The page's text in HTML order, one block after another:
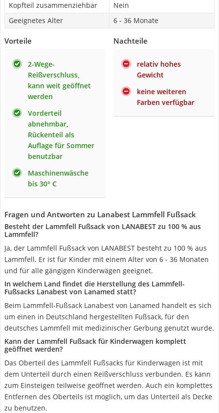
Kopfteil zusammenziehbar
Nein
Geeignetes Alter
6 - 36 Monate
Vorteile
2-Wege-
Reißverschluss,
kann weit geöffnet
werden
Vorderteil
abnehmbar,
Rückenteil als
Auflage für Sommer
benutzbar
Maschinenwäsche
bis 30° C
Nachteile
relativ hohes
Gewicht
keine weiteren
Farben verfügbar
Fragen und Antworten zu Lanabest Lammfell Fußsack
Besteht der Lammfell Fußsack von LANABEST zu 100 % aus
Lammfell?
Ja, der Lammfell Fußsack von LANABEST besteht zu 100 % aus
Lammfell. Er ist für Kinder mit einem Alter von 6 - 36 Monaten
und für alle gängigen Kinderwägen geeignet.
In welchem Land findet die Herstellung des Lammfell-
Fußsacks Lanabest von Lanamed statt?
Beim Lammfell-Fußsack Lanabest von Lanamed handelt es sich
um einen in Deutschland hergestellten Fußsack, für den
deutsches Lammfell mit medizinischer Gerbung genutzt wurde.
Kann der Lammfell Fußsack für Kinderwagen komplett
geöffnet werden?
Das Oberteil des Lammfell Fußsacks für Kinderwagen ist mit
dem Unterteil durch einen Reißverschluss verbunden. Es kann
zum Einsteigen teilweise geöffnet werden. Auch ein komplettes
Entfernen des Oberteils ist möglich, um das Unterteil als Decke
zu benutzen.